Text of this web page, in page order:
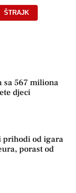
ŠTRAJK
sa 567 miliona
djeci
prihodi od igara
porast od